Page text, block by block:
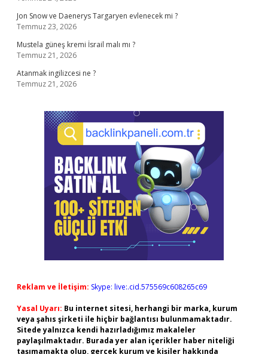
Jon Snow ve Daenerys Targaryen evlenecek mi ?
Temmuz 23, 2026
Mustela güneş kremi İsrail malı mı ?
Temmuz 21, 2026
Atanmak ingilizcesi ne ?
Temmuz 21, 2026
Reklam ve İletişim: Skype: live:.cid.575569c608265c69
Yasal Uyarı: Bu internet sitesi, herhangi bir marka, kurum
veya şahıs şirketi ile hiçbir bağlantısı bulunmamaktadır.
Sitede yalnızca kendi hazırladığımız makaleler
paylaşılmaktadır. Burada yer alan içerikler haber niteliği
taşımamakta olup, gerçek kurum ve kişiler hakkında